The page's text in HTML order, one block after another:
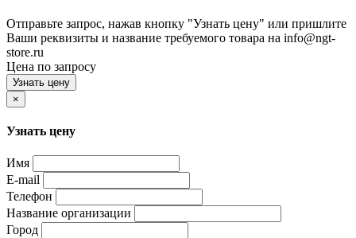
Отправьте запрос, нажав кнопку "Узнать цену" или пришлите
Ваши реквизиты и название требуемого товара на info@ngt-
store.ru
Цена по запросу
Узнать цену
×
Узнать цену
Имя
E-mail
Телефон
Название организации
Город